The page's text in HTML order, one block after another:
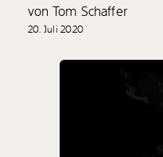
von Tom Schaffer
20. Juli 2020